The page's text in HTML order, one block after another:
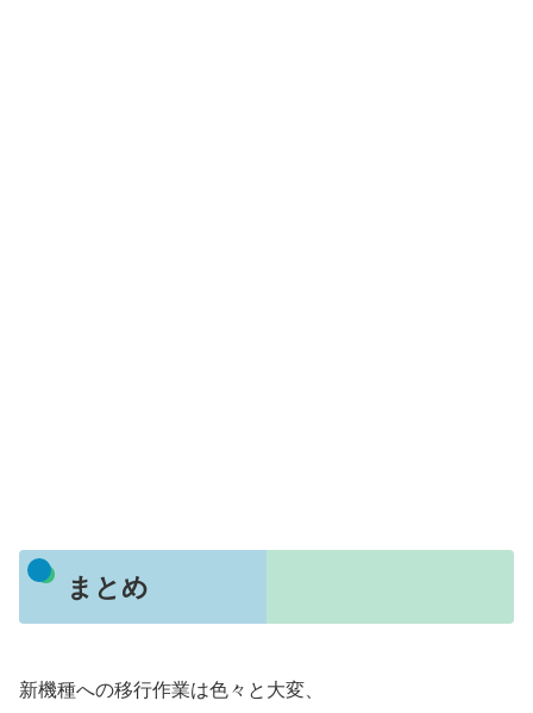
まとめ
新機種への移行作業は色々と大変、